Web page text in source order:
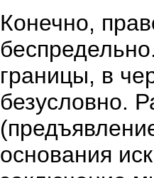
Конечно,
границы, в
безусловно.
основания